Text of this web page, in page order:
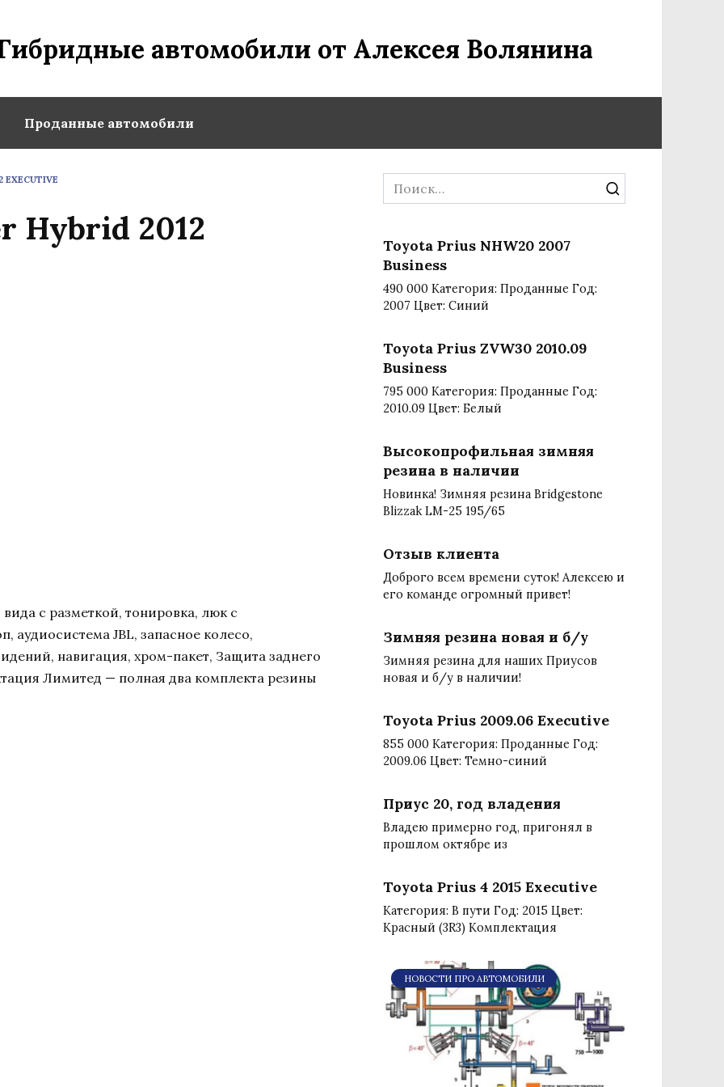
автомобили от Алексея Волянина
Проданные автомобили
EXECUTIVE
Hybrid 2012
с разметкой, тонировка, люк с
аудиосистема JBL, запасное колесо,
навигация, хром-пакет, Защита заднего
Лимитед — полная два комплекта резины
Search
for:
Toyota Prius NHW20 2007
Business
490 000 Категория: Проданные Год:
2007 Цвет: Синий
Toyota Prius ZVW30 2010.09
Business
795 000 Категория: Проданные Год:
2010.09 Цвет: Белый
Высокопрофильная зимняя
резина в наличии
Новинка! Зимняя резина Bridgestone
Blizzak LM-25 195/65
Отзыв клиента
Доброго всем времени суток! Алексею и
его команде огромный привет!
Зимняя резина новая и б/у
Зимняя резина для наших Приусов
новая и б/у в наличии!
Toyota Prius 2009.06 Executive
855 000 Категория: Проданные Год:
2009.06 Цвет: Темно-синий
Приус 20, год владения
Владею примерно год, пригонял в
прошлом октябре из
Toyota Prius 4 2015 Executive
Категория: В пути Год: 2015 Цвет:
Красный (3R3) Комплектация
НОВОСТИ ПРО АВТОМОБИЛИ